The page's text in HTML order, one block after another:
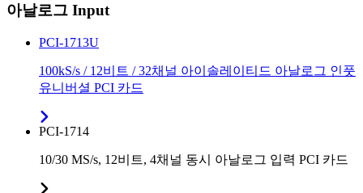
아날로그 Input
PCI-1713U
100kS/s / 12비트 / 32채널 아이솔레이티드 아날로그 인풋
유니버셜 PCI 카드
PCI-1714
10/30 MS/s, 12비트, 4채널 동시 아날로그 입력 PCI 카드